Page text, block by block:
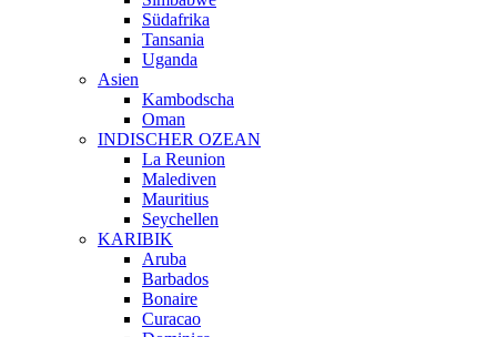
Südafrika
Tansania
Uganda
Asien
Kambodscha
Oman
INDISCHER OZEAN
La Reunion
Malediven
Mauritius
Seychellen
KARIBIK
Aruba
Barbados
Bonaire
Curacao